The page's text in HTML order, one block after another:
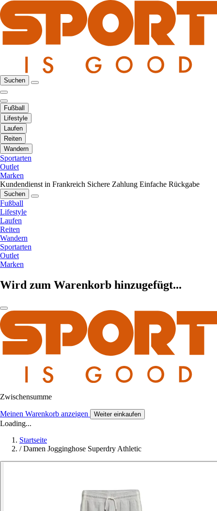
Suchen
Fußball
Lifestyle
Laufen
Reiten
Wandern
Sportarten
Outlet
Marken
Kundendienst in Frankreich Sichere Zahlung Einfache Rückgabe
Suchen
Fußball
Lifestyle
Laufen
Reiten
Wandern
Sportarten
Outlet
Marken
Wird zum Warenkorb hinzugefügt...
Zwischensumme
Meinen Warenkorb anzeigen Weiter einkaufen
Loading...
Startseite
/ Damen Jogginghose Superdry Athletic